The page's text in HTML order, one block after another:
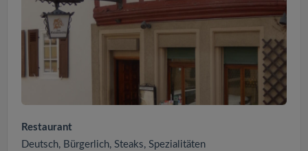
Restaurant
Deutsch, Bürgerlich, Steaks, Spezialitäten